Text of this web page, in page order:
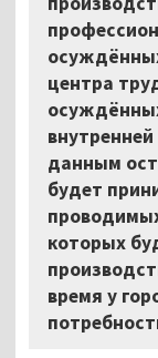
центра
данным
будет
которых
время у